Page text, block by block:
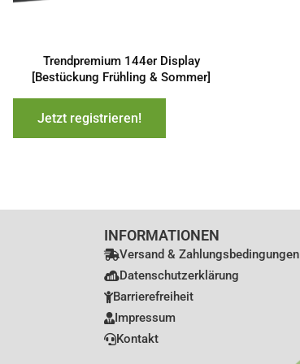
Trendpremium 144er Display
[Bestückung Frühling & Sommer]
Jetzt registrieren!
INFORMATIONEN
Versand & Zahlungsbedingungen
Datenschutzerklärung
Barrierefreiheit
Impressum
Kontakt